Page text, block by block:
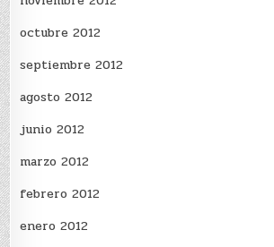
octubre 2012
septiembre 2012
agosto 2012
junio 2012
marzo 2012
febrero 2012
enero 2012